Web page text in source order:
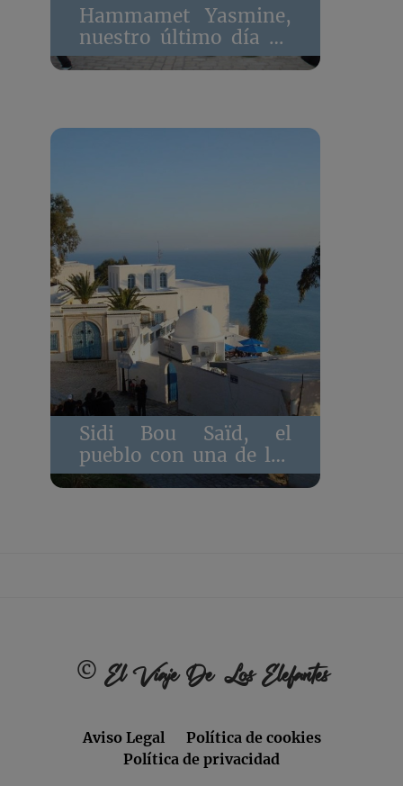
Hammamet Yasmine,
nuestro último día en
Túnez
Sidi Bou Saïd, el
pueblo con una de las
bahías más bonitas
© El Viaje De Los Elefantes
Aviso Legal
Política de cookies
Política de privacidad